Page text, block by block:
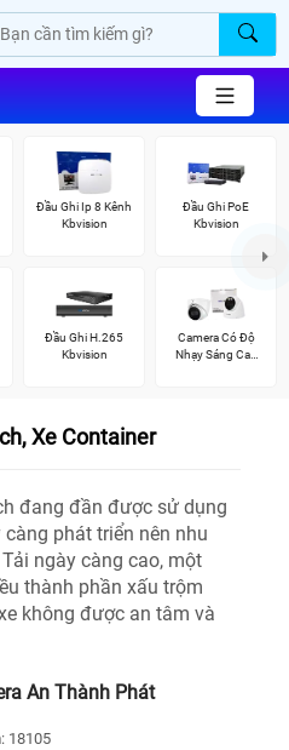
Đầu Ghi Ip 8 Kênh
Kbvision
Đầu Ghi PoE
Kbvision
Đầu Ghi H.265
Kbvision
Camera Có Độ
Nhạy Sáng Cao
Xe Container
đang đần được sử dụng
phát triển nên nhu
ngày càng cao, một
thành phần xấu trộm
không được an tâm và
An Thành Phát
18105